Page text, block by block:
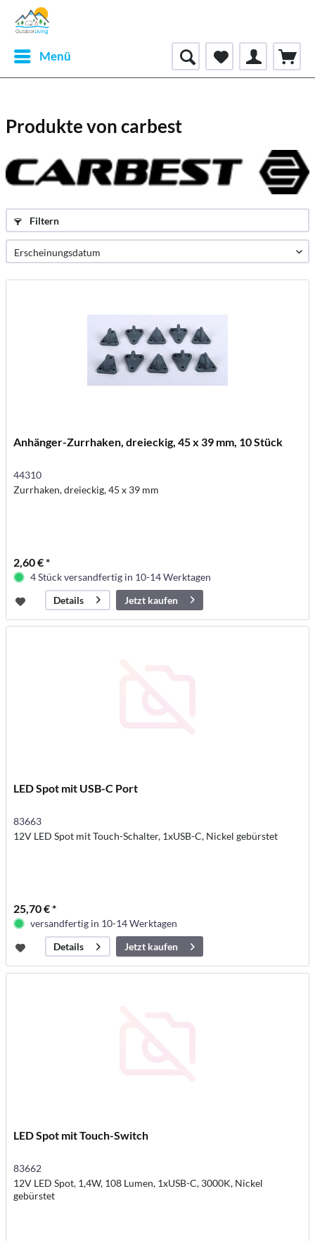
Menü
Produkte von carbest
Filtern
Anhänger-Zurrhaken, dreieckig, 45 x 39 mm, 10 Stück
44310
Zurrhaken, dreieckig, 45 x 39 mm
2,60 € *
4 Stück versandfertig in 10-14 Werktagen
Details
Jetzt kaufen
LED Spot mit USB-C Port
83663
12V LED Spot mit Touch-Schalter, 1xUSB-C, Nickel gebürstet
25,70 € *
versandfertig in 10-14 Werktagen
Details
Jetzt kaufen
LED Spot mit Touch-Switch
83662
12V LED Spot, 1,4W, 108 Lumen, 1xUSB-C, 3000K, Nickel
gebürstet